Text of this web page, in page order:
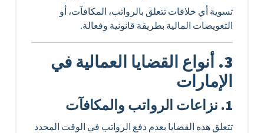
تسوية أي خلافات تتعلق بالرواتب، المكافآت، أو
التعويضات المالية بطريقة قانونية وفعالة.
3. أنواع القضايا العمالية في
الإمارات
1. نزاعات الرواتب والمكافآت
تتعلق هذه القضايا بعدم دفع الرواتب في الوقت المحدد